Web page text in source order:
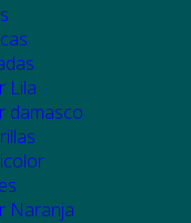
Lila
damasco
Naranja